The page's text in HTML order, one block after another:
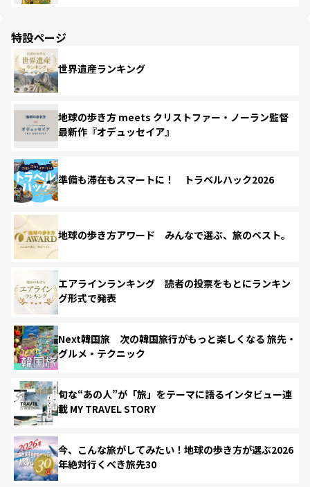
特設ページ
世界遺産ランキング
地球の歩き方 meets クリストファー・ノーラン監督
最新作『オデュッセイア』
準備も滞在もスマートに！ トラベルハック2026
地球の歩き方アワード みんなで選ぶ、旅のベスト。
エアラインランキング 読者の投票をもとにランキン
グ形式で発表
Next韓国旅 次の韓国旅行がもっと楽しくなる 旅先・
グルメ・テクニック
旬な“あの人”が「旅」をテーマに語るインタビュー連
載 MY TRAVEL STORY
今、こんな旅がしてみたい！地球の歩き方が選ぶ2026
年絶対行くべき旅先30